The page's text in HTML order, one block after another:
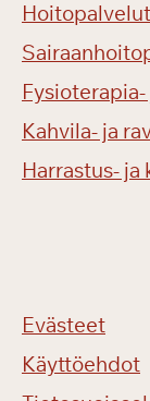
Hoitopalvelut
Kahvila- ja
Harrastus-
Evästeet
Käyttöehdot